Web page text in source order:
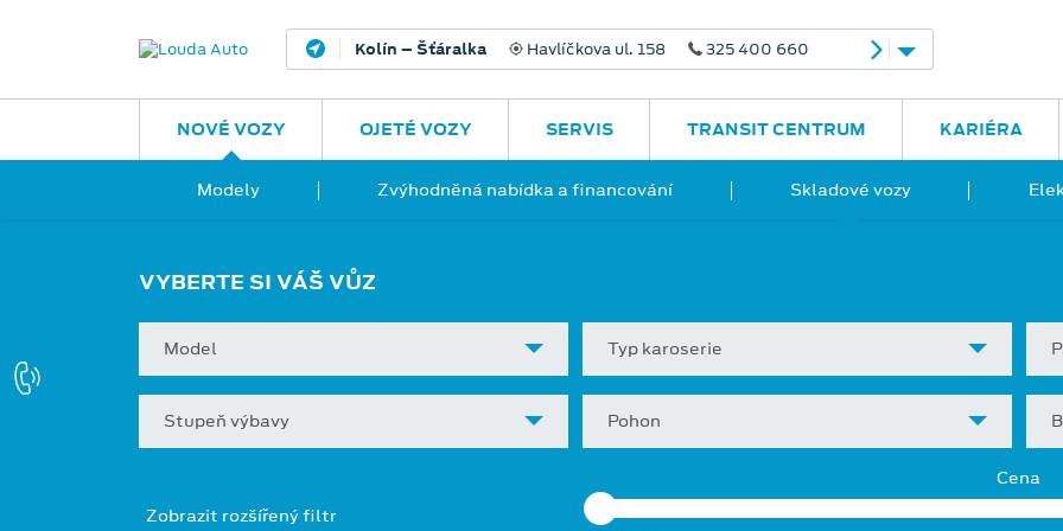
Kolín – Šťáralka Havlíčkova ul. 158 325 400 660
NOVÉ VOZY
Modely Zvýhodněná nabídka a financování Skladové vozy
OJETÉ VOZY SERVIS TRANSIT CENTRUM KARIÉRA
VYBERTE SI VÁŠ VŮZ
Model Typ karoserie
Stupeň výbavy Pohon
Zobrazit rozšířený filtr
Cena